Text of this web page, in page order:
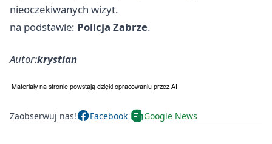
nieoczekiwanych wizyt.
na podstawie: Policja Zabrze.
Autor:krystian
Zaobserwuj nas! Facebook Google News